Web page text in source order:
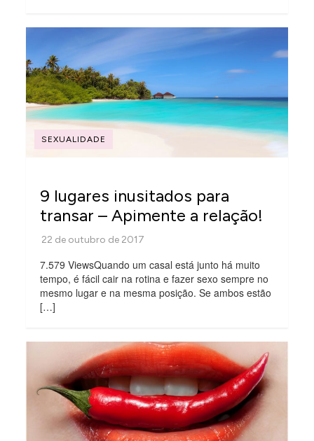
SEXUALIDADE
9 lugares inusitados para
transar – Apimente a relação!
7.579 ViewsQuando um casal está junto há muito
tempo, é fácil cair na rotina e fazer sexo sempre no
mesmo lugar e na mesma posição. Se ambos estão
[…]